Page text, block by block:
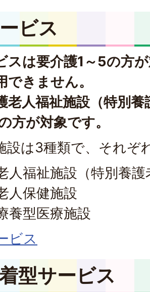
ビス
スは要介護1～5の方
できません。
老人福祉施設（特別
方が対象です。
設は3種類で、それぞ
人福祉施設（特別養
人保健施設
養型医療施設
ビス
型サービス